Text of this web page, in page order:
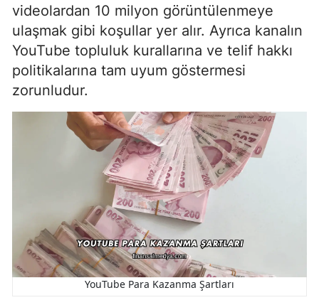
videolardan 10 milyon görüntülenmeye
ulaşmak gibi koşullar yer alır. Ayrıca kanalın
YouTube topluluk kurallarına ve telif hakkı
politikalarına tam uyum göstermesi
zorunludur.
YouTube Para Kazanma Şartları